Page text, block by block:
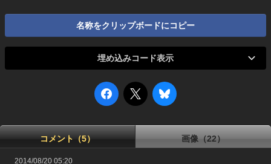
名称をクリップボードにコピー
埋め込みコード表示
コメント（5） 画像（22）
2014/08/20 05:20